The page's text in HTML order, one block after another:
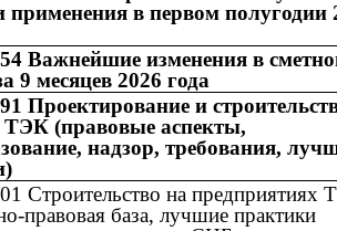
применения в первом полугодии
Важнейшие изменения в
9 месяцев 2026 года
Проектирование и
ТЭК (правовые аспекты,
надзор, требования,
Строительство на предприятиях
правовая база, лучшие практики